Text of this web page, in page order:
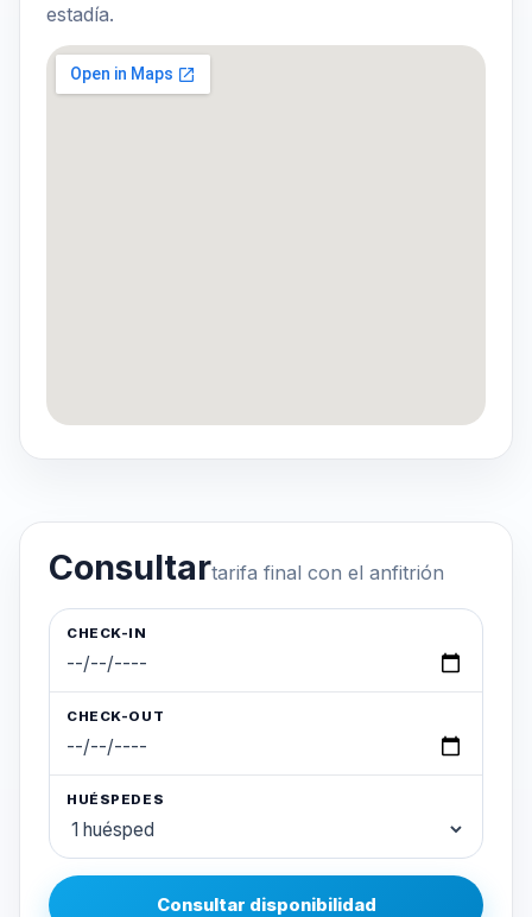
estadía.
Consultartarifa final con el anfitrión
CHECK-IN
CHECK-OUT
HUÉSPEDES
Consultar disponibilidad